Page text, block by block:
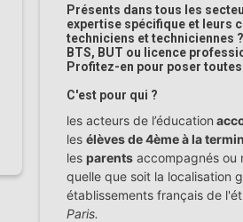
Présents dans tous les
expertise spécifique et leurs
techniciens et techniciennes
BTS, BUT ou licence
Profitez-en pour poser
C'est pour qui ?
les acteurs de l’éducation
les élèves de 4ème à la
les parents accompagnés ou
quelle que soit la localisation
établissements français de
Paris.